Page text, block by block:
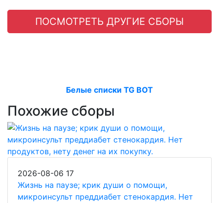
ПОСМОТРЕТЬ ДРУГИЕ СБОРЫ
Белые списки TG BOT
Похожие сборы
2026-08-06 17
Жизнь на паузе; крик души о помощи,
микроинсульт преддиабет стенокардия. Нет